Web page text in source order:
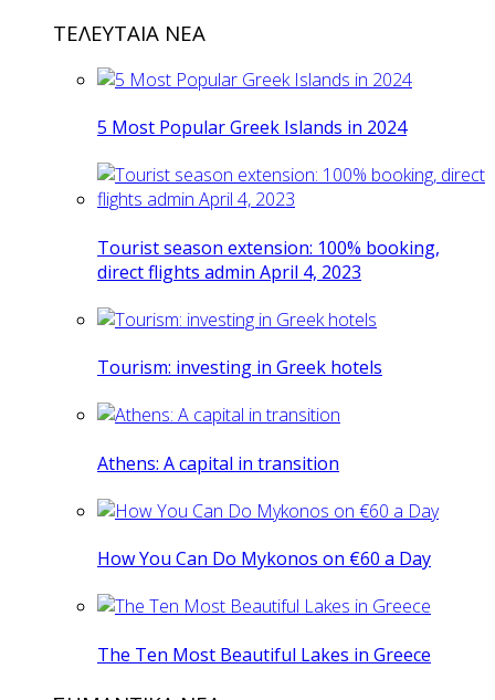
ΤΕΛΕΥΤΑΙΑ ΝΕΑ
5 Most Popular Greek Islands in 2024
Tourist season extension: 100% booking,
direct flights admin April 4, 2023
Tourism: investing in Greek hotels
Athens: A capital in transition
How You Can Do Mykonos on €60 a Day
The Ten Most Beautiful Lakes in Greece